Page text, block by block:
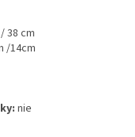
38 cm
/14cm
nie